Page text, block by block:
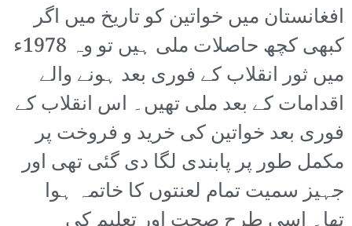
افغانستان میں خواتین کو تاریخ میں اگر
کبھی کچھ حاصلات ملی ہیں تو وہ 1978ء
میں ثور انقلاب کے فوری بعد ہونے والے
اقدامات کے بعد ملی تھیں۔ اس انقلاب کے
فوری بعد خواتین کی خرید و فروخت پر
مکمل طور پر پابندی لگا دی گئی تھی اور
جہیز سمیت تمام لعنتوں کا خاتمہ ہوا